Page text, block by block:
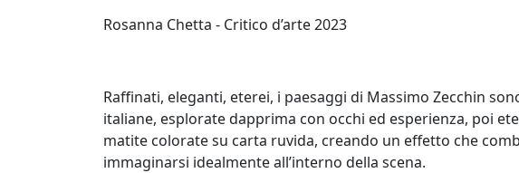
Luca
Stefano
Lorito
Rosanna Chetta - Critico d’arte 2023
Raffinati, eleganti, eterei, i paesaggi di Massimo Zecchin
italiane, esplorate dapprima con occhi ed esperienza, poi
matite colorate su carta ruvida, creando un effetto che
immaginarsi idealmente all’interno della scena.